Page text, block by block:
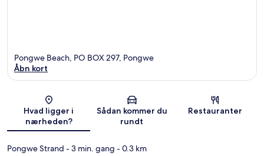
Kort
Pongwe Beach, PO BOX 297, Pongwe
Åbn kort
Hvad ligger i
nærheden?
Sådan kommer du
rundt
Restauranter
Pongwe Strand - 3 min. gang - 0.3 km